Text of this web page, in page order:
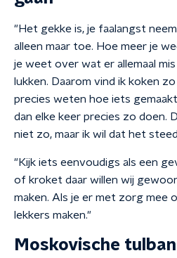
"Het gekke is, je faalangst
alleen maar toe. Hoe meer je
je weet over wat er allemaal
lukken. Daarom vind ik koken
precies weten hoe iets
dan elke keer precies zo doen.
niet zo, maar ik wil dat het
"Kijk iets eenvoudigs als een
of kroket daar willen wij
maken. Als je er met zorg mee
lekkers maken."
Moskovische